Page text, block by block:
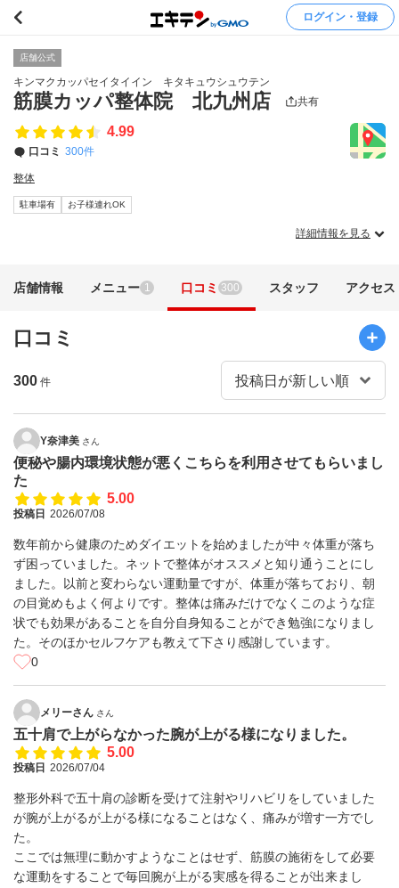
ログイン・登録
店舗公式
キンマクカッパセイタイイン キタキュウシュウテン
筋膜カッパ整体院 北九州店 共有
4.99
口コミ 300件
整体
駐車場有 お子様連れOK
詳細情報を見る
店舗情報 メニュー 1 口コミ 300 スタッフ アクセス
口コミ
300 件
Y奈津美 さん
便秘や腸内環境状態が悪くこちらを利用させてもらいまし
た
5.00
投稿日 2026/07/08
数年前から健康のためダイエットを始めましたが中々体重が落ち
ず困っていました。ネットで整体がオススメと知り通うことにし
ました。以前と変わらない運動量ですが、体重が落ちており、朝
の目覚めもよく何よりです。整体は痛みだけでなくこのような症
状でも効果があることを自分自身知ることができ勉強になりまし
た。そのほかセルフケアも教えて下さり感謝しています。
0
メリーさん さん
五十肩で上がらなかった腕が上がる様になりました。
5.00
投稿日 2026/07/04
整形外科で五十肩の診断を受けて注射やリハビリをしていました
が腕が上がるが上がる様になることはなく、痛みが増す一方でし
た。
ここでは無理に動かすようなことはせず、筋膜の施術をして必要
な運動をすることで毎回腕が上がる実感を得ることが出来まし